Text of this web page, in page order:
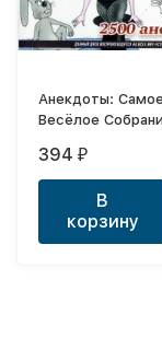
Анекдоты:
Весёлое
анекдотов)
394 ₽
В
корзину